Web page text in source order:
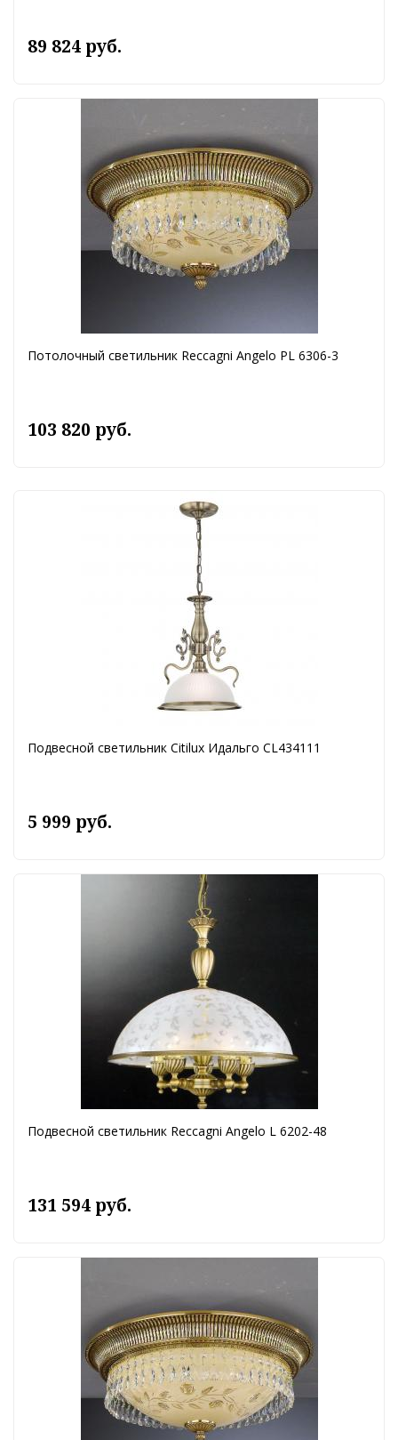
89 824 руб.
Потолочный светильник Reccagni Angelo PL 6306-3
103 820 руб.
Подвесной светильник Citilux Идальго CL434111
5 999 руб.
Подвесной светильник Reccagni Angelo L 6202-48
131 594 руб.